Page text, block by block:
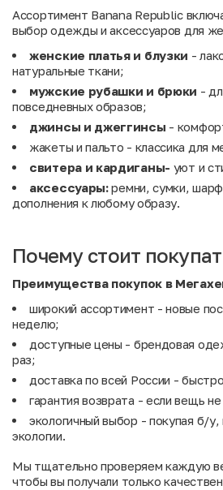
Ассортимент Banana Republic
выбор одежды и аксессуаров для
женские платья и блузки -
натуральные ткани;
мужские рубашки и брюки -
повседневных образов;
джинсы и джеггинсы -
жакеты и пальто - классика для
свитера и кардиганы- уют и
аксессуары:ремни, сумки,
дополнения к любому образу.
Почему стоит
Преимущества покупок в
широкий ассортимент - новые
неделю;
доступные цены - брендовая
раз;
доставка по всей России -
гарантия возврата - если вещь
экологичный выбор - покупая б/
экологии.
Мы тщательно проверяем каждую
чтобы вы получали только